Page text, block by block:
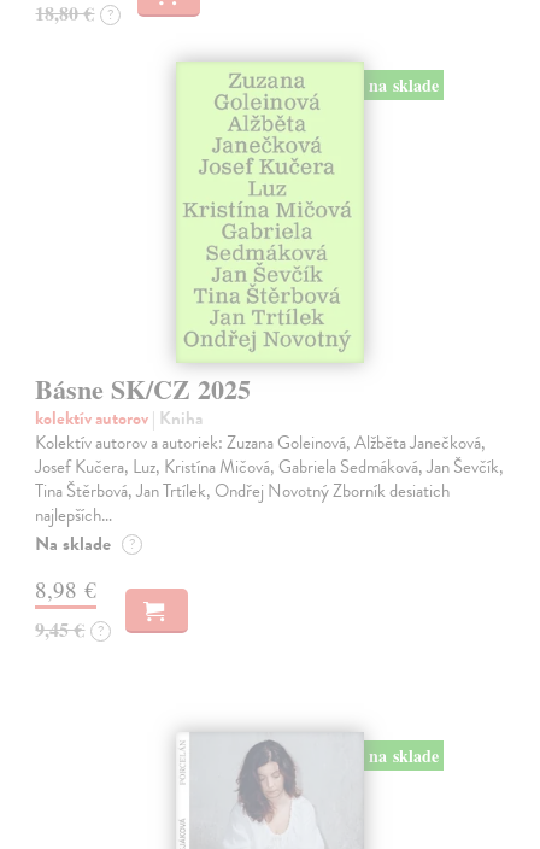
18,80 € ?
na sklade
Básne SK/CZ 2025
kolektív autorov| Kniha
Kolektív autorov a autoriek: Zuzana Goleinová, Alžběta Janečková,
Josef Kučera, Luz, Kristína Mičová, Gabriela Sedmáková, Jan Ševčík,
Tina Štěrbová, Jan Trtílek, Ondřej Novotný Zborník desiatich
najlepších…
Na sklade ?
8,98 €
9,45 € ?
na sklade